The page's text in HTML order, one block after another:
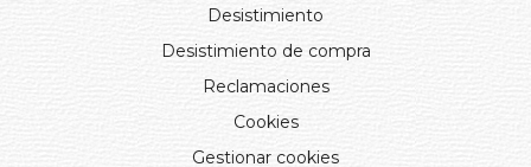
Desistimiento
Desistimiento de compra
Reclamaciones
Cookies
Gestionar cookies